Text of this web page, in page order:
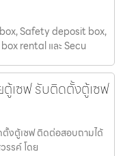
Safety deposit box,
rental และ Secu
เซฟ รับติดตั้งตู้เซฟ
ตั้งตู้เซฟ ติดต่อสอบถามได้
รรค์ โดย